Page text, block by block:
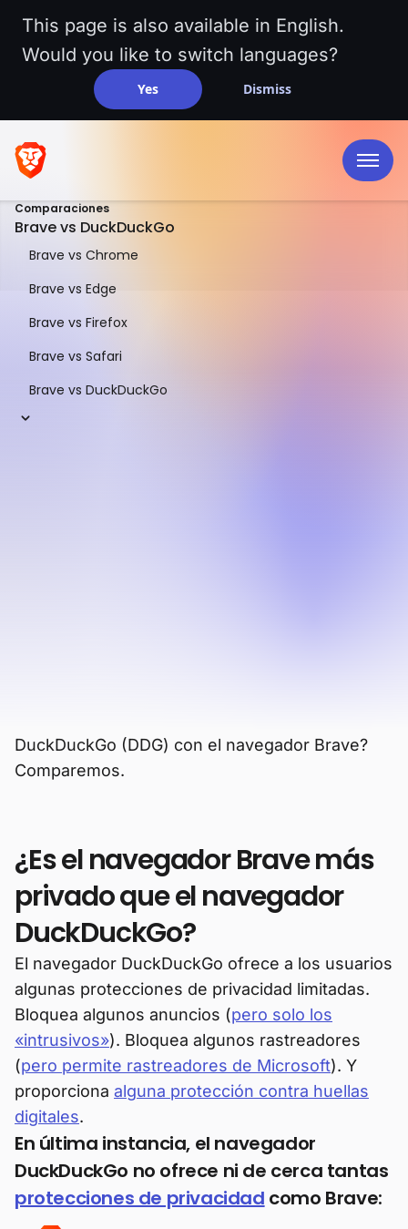
This page is also available in English.
Would you like to switch languages?
Yes Dismiss
Comparaciones
Brave vs DuckDuckGo
Brave vs Chrome
Brave vs Edge
Brave vs Firefox
Brave vs Safari
Brave vs DuckDuckGo
UNA COMPARACIÓN LADO A LADO
Brave vs navegador
DuckDuckGo
DuckDuckGo (DDG) con el navegador Brave?
Comparemos.
¿Es el navegador Brave más
privado que el navegador
DuckDuckGo?
El navegador DuckDuckGo ofrece a los usuarios
algunas protecciones de privacidad limitadas.
Bloquea algunos anuncios (pero solo los
«intrusivos»). Bloquea algunos rastreadores
(pero permite rastreadores de Microsoft). Y
proporciona alguna protección contra huellas
digitales.
En última instancia, el navegador
DuckDuckGo no ofrece ni de cerca tantas
protecciones de privacidad como Brave: